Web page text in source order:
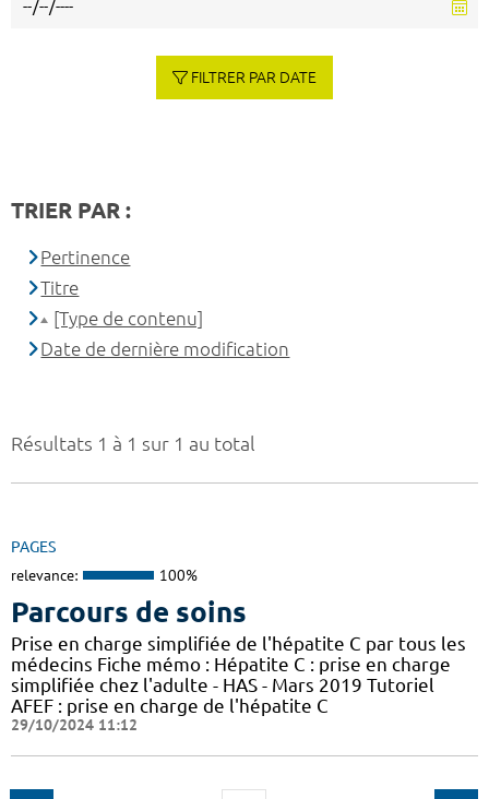
Résultats 1 à 1 sur 1 au total
PAGES
relevance: 100%
Parcours de soins
Prise en charge simplifiée de l'hépatite C par tous les
médecins Fiche mémo : Hépatite C : prise en charge
simplifiée chez l'adulte - HAS - Mars 2019 Tutoriel
AFEF : prise en charge de l'hépatite C
29/10/2024 11:12
FILTRER PAR DATE
TRIER PAR :
Pertinence
Titre
[Type de contenu]
Date de dernière modification